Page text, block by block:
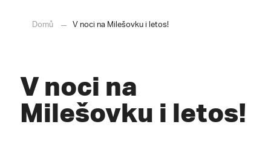
Domů V noci na Milešovku i letos!
V noci na
Milešovku i letos!